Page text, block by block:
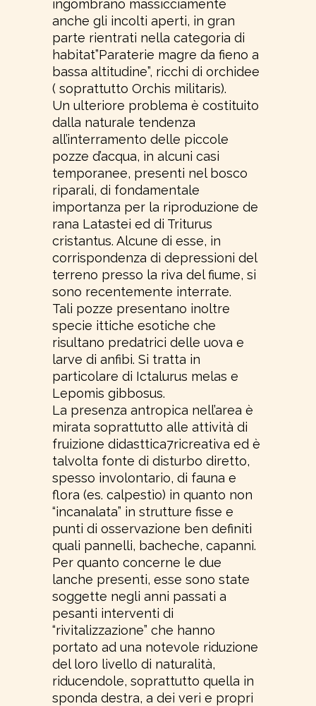
ingombrano massicciamente
anche gli incolti aperti, in gran
parte rientrati nella categoria di
habitat”Paraterie magre da fieno a
bassa altitudine”, ricchi di orchidee
( soprattutto Orchis militaris).
Un ulteriore problema è costituito
dalla naturale tendenza
all’interramento delle piccole
pozze d’acqua, in alcuni casi
temporanee, presenti nel bosco
riparali, di fondamentale
importanza per la riproduzione de
rana Latastei ed di Triturus
cristantus. Alcune di esse, in
corrispondenza di depressioni del
terreno presso la riva del fiume, si
sono recentemente interrate.
Tali pozze presentano inoltre
specie ittiche esotiche che
risultano predatrici delle uova e
larve di anfibi. Si tratta in
particolare di Ictalurus melas e
Lepomis gibbosus.
La presenza antropica nell’area è
mirata soprattutto alle attività di
fruizione didasttica7ricreativa ed è
talvolta fonte di disturbo diretto,
spesso involontario, di fauna e
flora (es. calpestìo) in quanto non
“incanalata” in strutture fisse e
punti di osservazione ben definiti
quali pannelli, bacheche, capanni.
Per quanto concerne le due
lanche presenti, esse sono state
soggette negli anni passati a
pesanti interventi di
“rivitalizzazione” che hanno
portato ad una notevole riduzione
del loro livello di naturalità,
riducendole, soprattutto quella in
sponda destra, a dei veri e propri